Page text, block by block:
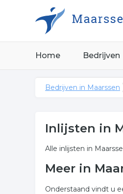
Home Bedrijven
Bedrijven in Maarssen
Inlijsten in
Alle inlijsten in
Meer in
Onderstaand vindt u